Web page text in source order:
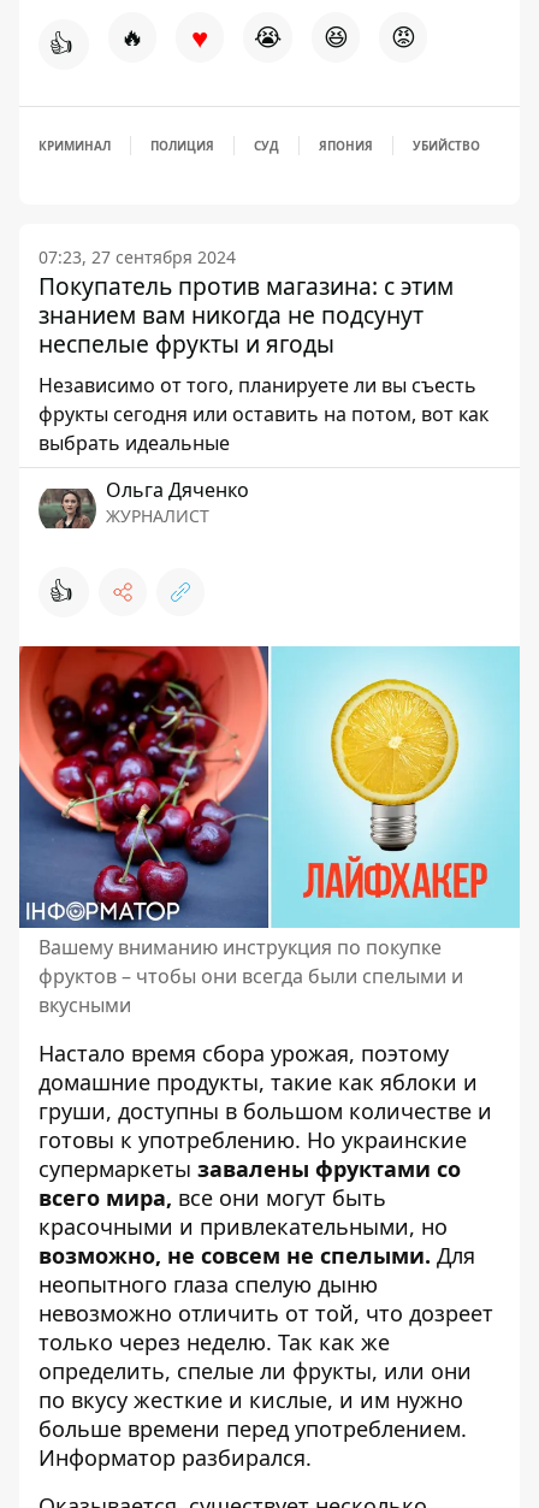
👍 🔥 ♥ 😭 😆 😡
КРИМИНАЛ ПОЛИЦИЯ СУД ЯПОНИЯ УБИЙСТВО
07:23, 27 сентября 2024
Покупатель против магазина: с этим
знанием вам никогда не подсунут
неспелые фрукты и ягоды
Независимо от того, планируете ли вы съесть
фрукты сегодня или оставить на потом, вот как
выбрать идеальные
Ольга Дяченко
ЖУРНАЛИСТ
👍
Вашему вниманию инструкция по покупке
фруктов – чтобы они всегда были спелыми и
вкусными
Настало время сбора урожая, поэтому
домашние продукты, такие как яблоки и
груши, доступны в большом количестве и
готовы к употреблению. Но украинские
супермаркеты завалены фруктами со
всего мира, все они могут быть
красочными и привлекательными, но
возможно, не совсем не спелыми. Для
неопытного глаза спелую дыню
невозможно отличить от той, что дозреет
только через неделю. Так как же
определить, спелые ли фрукты, или они
по вкусу жесткие и кислые, и им нужно
больше времени перед употреблением.
Информатор разбирался.